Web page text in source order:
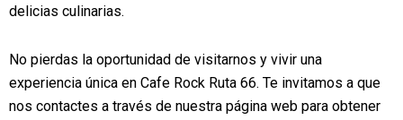
delicias culinarias.
No pierdas la oportunidad de visitarnos y vivir una
experiencia única en Cafe Rock Ruta 66. Te invitamos a que
nos contactes a través de nuestra página web para obtener